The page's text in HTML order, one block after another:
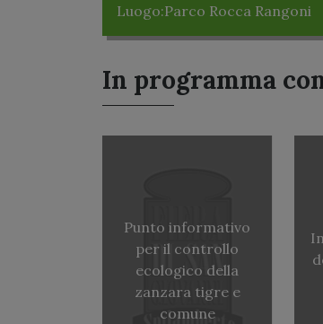
Luogo:Parco Rocca Rangoni
In programma
Punto informativo
per il controllo
ecologico della
zanzara tigre e
comune